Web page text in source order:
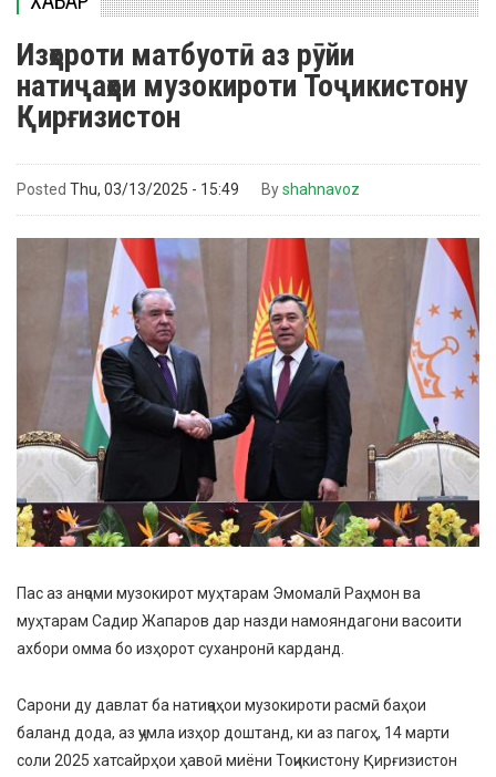
Изҳороти матбуотӣ аз рӯйи
натиҷаҳои музокироти Тоҷикистону
Қирғизистон
Posted Thu, 03/13/2025 - 15:49 Byshahnavoz
Пас аз анҷоми музокирот муҳтарам Эмомалӣ Раҳмон ва
муҳтарам Садир Жапаров дар назди намояндагони васоити
ахбори омма бо изҳорот суханронӣ карданд.
Сарони ду давлат ба натиҷаҳои музокироти расмӣ баҳои
баланд дода, аз ҷумла изҳор доштанд, ки аз пагоҳ, 14 марти
соли 2025 хатсайрҳои ҳавоӣ миёни Тоҷикистону Қирғизистон